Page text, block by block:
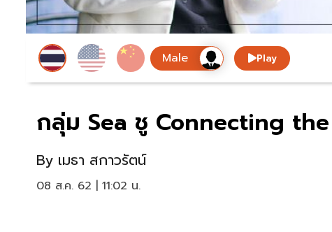
Play
กลุ่ม Sea ชู Connecting
By เมธา สกาวรัตน์
08 ส.ค. 62 | 11:02 น.